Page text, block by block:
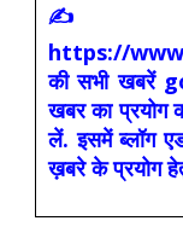
✍
https://
की सभी खबरें
खबर का प्रयोग
लें. इसमें ब्लॉग
ख़बरे के प्रयोग